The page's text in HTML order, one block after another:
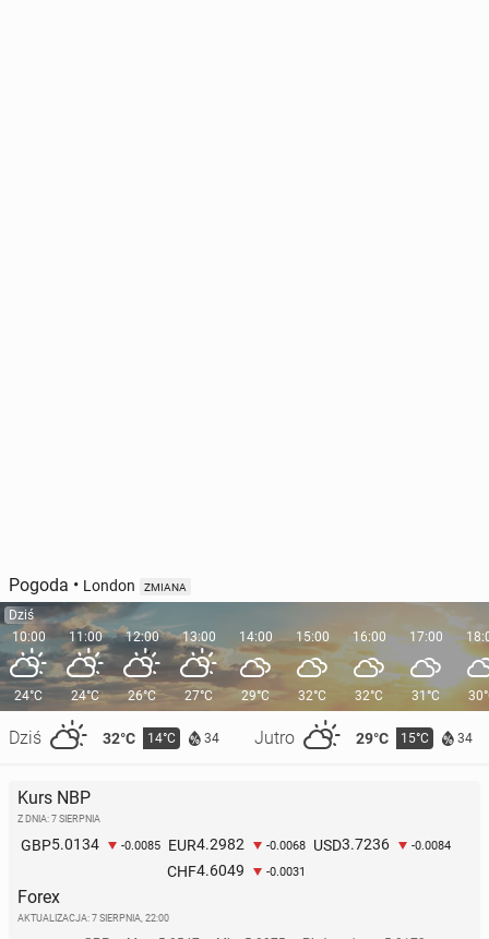
Pogoda • London ZMIANA
Dziś
10:00
24°C
Dziś 32°C 14°C 34 Jutro 29°C 15°C 34
11:00
24°C
12:00
26°C
13:00
27°C
14:00
29°C
15:00
32°C
16:00
32°C
17:00
31°C
Kurs NBP
Z DNIA: 7 SIERPNIA
GBP5.0134 -0.0085 EUR4.2982 -0.0068 USD3.7236 -0.0084
CHF4.6049 -0.0031
Forex
AKTUALIZACJA: 7 SIERPNIA, 22:00